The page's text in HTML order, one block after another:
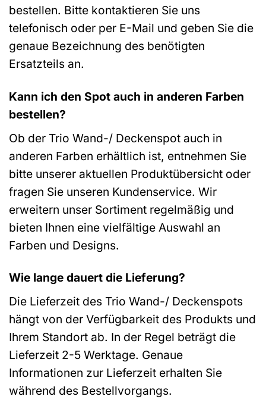
bestellen. Bitte kontaktieren Sie uns
telefonisch oder per E-Mail und geben Sie die
genaue Bezeichnung des benötigten
Ersatzteils an.
Kann ich den Spot auch in anderen Farben
bestellen?
Ob der Trio Wand-/ Deckenspot auch in
anderen Farben erhältlich ist, entnehmen Sie
bitte unserer aktuellen Produktübersicht oder
fragen Sie unseren Kundenservice. Wir
erweitern unser Sortiment regelmäßig und
bieten Ihnen eine vielfältige Auswahl an
Farben und Designs.
Wie lange dauert die Lieferung?
Die Lieferzeit des Trio Wand-/ Deckenspots
hängt von der Verfügbarkeit des Produkts und
Ihrem Standort ab. In der Regel beträgt die
Lieferzeit 2-5 Werktage. Genaue
Informationen zur Lieferzeit erhalten Sie
während des Bestellvorgangs.